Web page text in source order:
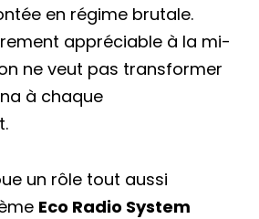
en régime brutale.
appréciable à la mi-
ne veut pas transformer
à chaque
un rôle tout aussi
Eco Radio System